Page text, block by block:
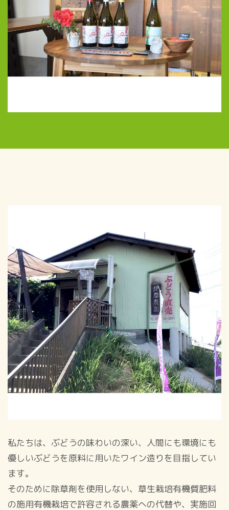
私たちは、ぶどうの味わいの深い、人間にも環境にも
優しいぶどうを原料に用いたワイン造りを目指してい
ます。
そのために除草剤を使用しない、草生栽培有機質肥料
の施用有機栽培で許容される農薬への代替や、実施回